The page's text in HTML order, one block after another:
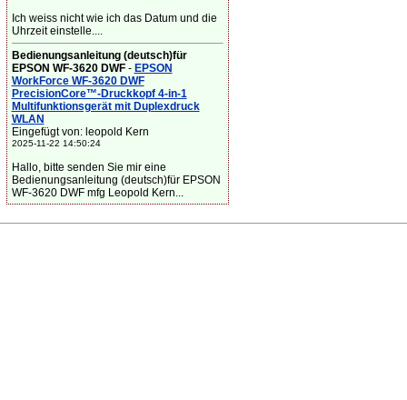
Ich weiss nicht wie ich das Datum und die
Uhrzeit einstelle....
Bedienungsanleitung (deutsch)für
EPSON WF-3620 DWF- EPSON
WorkForce WF-3620 DWF
PrecisionCore™-Druckkopf 4-in-1
Multifunktionsgerät mit Duplexdruck
WLAN
Eingefügt von: leopold Kern
2025-11-22 14:50:24
Hallo, bitte senden Sie mir eine
Bedienungsanleitung (deutsch)für EPSON
WF-3620 DWF mfg Leopold Kern...